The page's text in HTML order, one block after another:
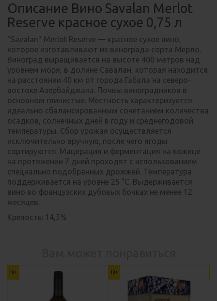
Описание Вино Savalan Merlot
Reserve красное сухое 0,75 л
"Savalan" Merlot Reserve — красное сухое вино,
которое изготавливают из винограда сорта Мерло.
Виноград выращивается на высоте 400 метров над
уровнем моря, в долине Савалан, которая находится
на расстоянии 40 км от города Габала на северо-
востоке Азербайджана. Почвы виноградников в
основном глинистые. Местность характеризуется
идеально сбалансированным сочетанием количества
осадков, солнечных дней в году и среднегодовой
температуры. Сбор урожая осуществляется
исключительно вручную, после чего ягоды
сортируются. Мацерация и ферментация на кожице
на протяжении 7 дней проходят с использованием
специально подобранных дрожжей. Температура
поддерживается на уровне 25 °С. Выдерживается
вино во французских дубовых бочках не менее 12
месяцев.
Крепость: 14,5%
18+ 18+